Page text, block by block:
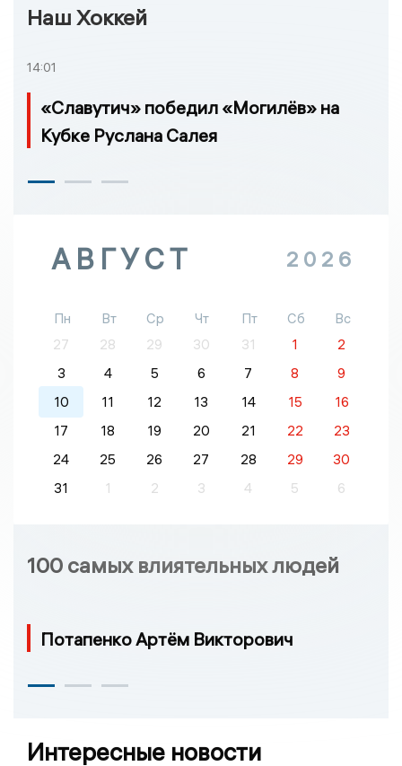
Наш Хоккей
14:01
«Славутич» победил «Могилёв» на
Кубке Руслана Салея
АВГУСТ 2026
Пн Вт Ср Чт Пт Сб
Вс
27
28 29 30 31 1
2
3
4 5 6 7 8
9
10
11 12 13 14 15
16
17
18 19 20 21 22
23
24
25 26 27 28 29
30
31
1 2 3 4 5 6
100 самых влиятельных людей
Потапенко Артём Викторович
Интересные новости